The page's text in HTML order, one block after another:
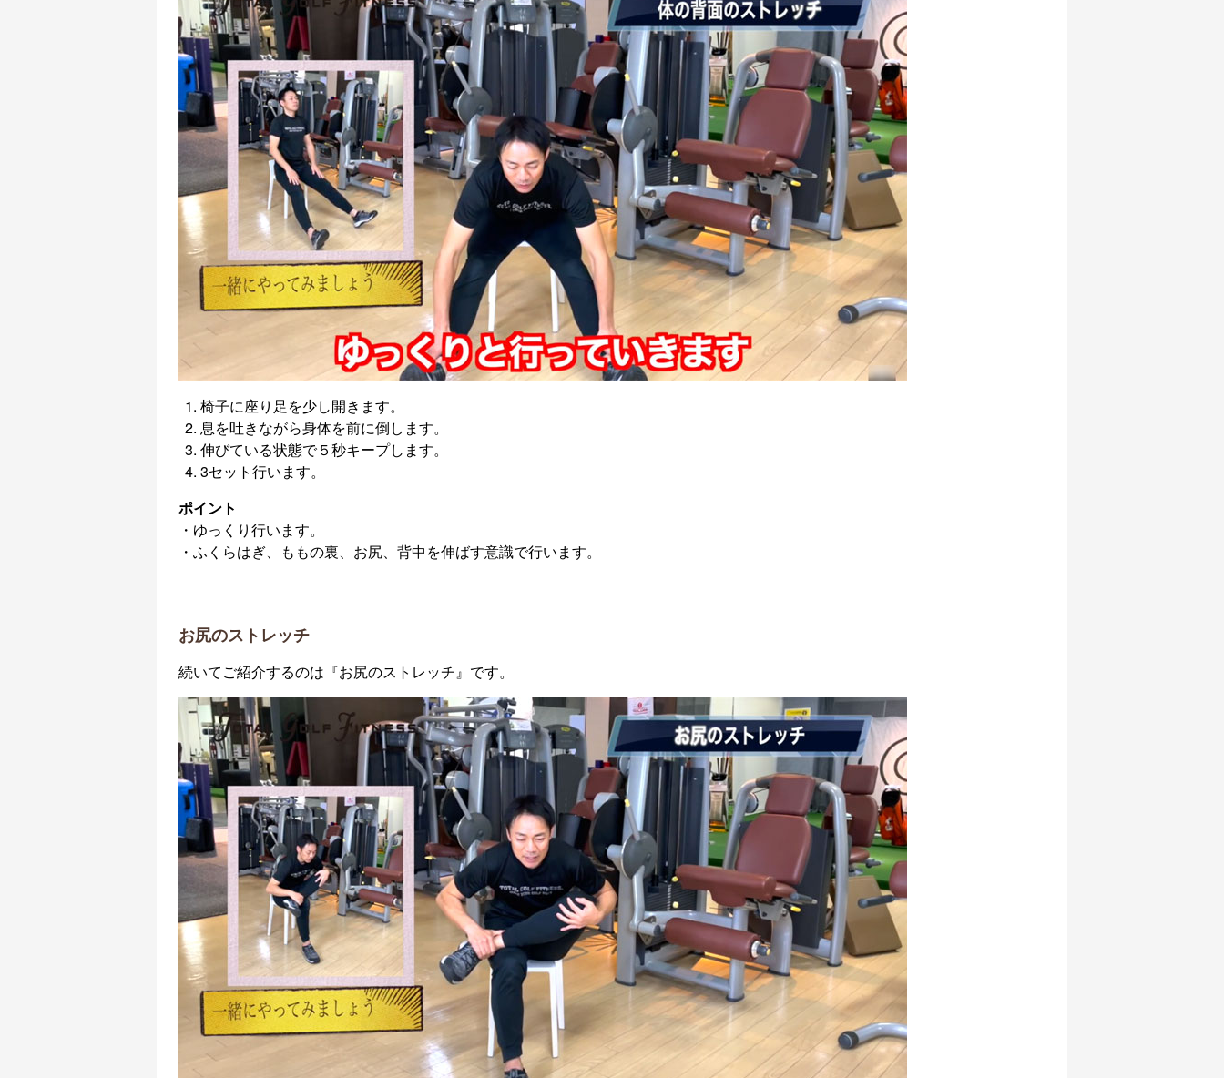
椅子に座り足を少し開きます。
息を吐きながら身体を前に倒します。
伸びている状態で５秒キープします。
3セット行います。
ポイント
・ゆっくり行います。
・ふくらはぎ、ももの裏、お尻、背中を伸ばす意識で行います。
お尻のストレッチ
続いてご紹介するのは『お尻のストレッチ』です。